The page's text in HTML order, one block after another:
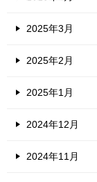
2025年3月
2025年2月
2025年1月
2024年12月
2024年11月